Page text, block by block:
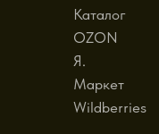
Каталог
OZON
Я.
Маркет
Wildberries